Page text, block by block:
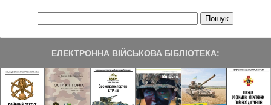
ЕЛЕКТРОННА ВІЙСЬКОВА БІБЛІОТЕКА: